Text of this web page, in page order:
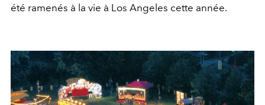
été ramenés à la vie à Los Angeles cette année.